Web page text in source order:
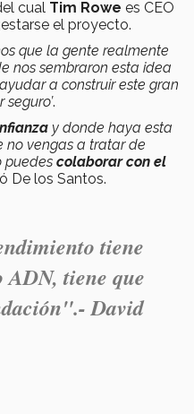
cual Tim Rowe es CEO
el proyecto.
que la gente realmente
nos sembraron esta idea
a construir este gran
.
y donde haya esta
no vengas a tratar de
puedes colaborar con el
De los Santos.
tiene
ADN, tiene que
David